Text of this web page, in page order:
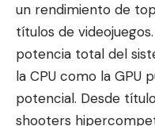
un rendimiento de
títulos de
potencia total del
la CPU como la GPU
potencial. Desde
shooters